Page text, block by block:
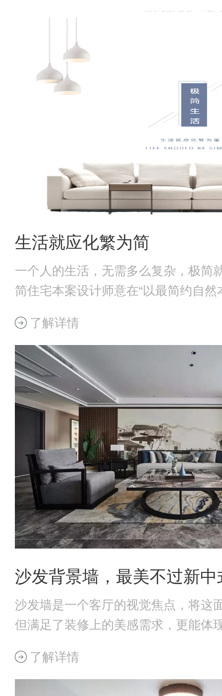
生活就应化繁为简
一个人的生活，无需多么复杂，极简
简住宅本案设计师意在“以最简约自
了解详情
沙发背景墙，最美不过新中
沙发墙是一个客厅的视觉焦点，将这
但满足了装修上的美感需求，更能体
了解详情